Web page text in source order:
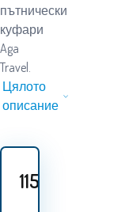
пътнически
куфари
Aga
Travel.
Цялото
описание
115.70